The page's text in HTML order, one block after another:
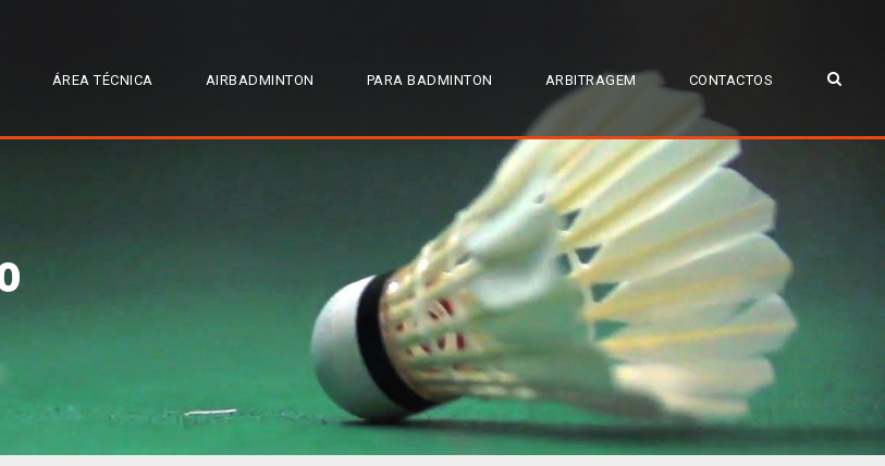
ÁREA TÉCNICA AIRBADMINTON PARA BADMINTON ARBITRAGEM CONTACTOS